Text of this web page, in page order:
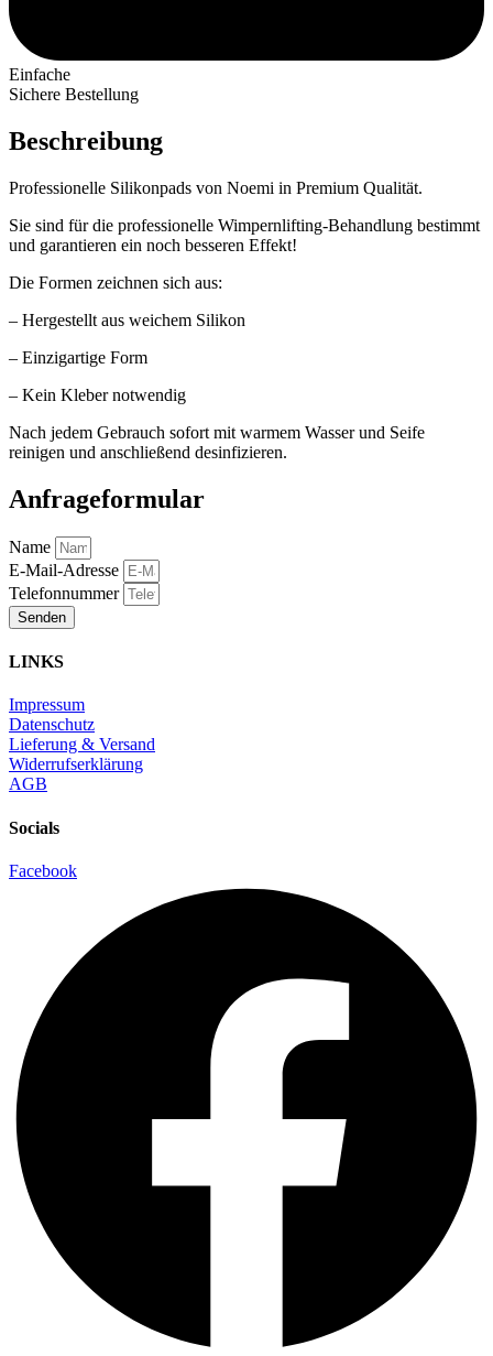
Einfache
Sichere Bestellung
Beschreibung
Professionelle Silikonpads von Noemi in Premium Qualität.
Sie sind für die professionelle Wimpernlifting-Behandlung bestimmt
und garantieren ein noch besseren Effekt!
Die Formen zeichnen sich aus:
– Hergestellt aus weichem Silikon
– Einzigartige Form
– Kein Kleber notwendig
Nach jedem Gebrauch sofort mit warmem Wasser und Seife
reinigen und anschließend desinfizieren.
Anfrageformular
Name
E-Mail-Adresse
Telefonnummer
Senden
LINKS
Impressum
Datenschutz
Lieferung & Versand
Widerrufserklärung
AGB
Socials
Facebook